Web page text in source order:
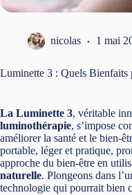
nicolas 1 mai
Luminette 3 : Quels Bienfaits
La Luminette 3, véritable
luminothérapie, s’impose
améliorer la santé et le bien-
portable, léger et pratique,
approche du bien-être en
naturelle. Plongeons dans
technologie qui pourrait bien